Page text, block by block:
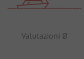
Valutazioni Ø